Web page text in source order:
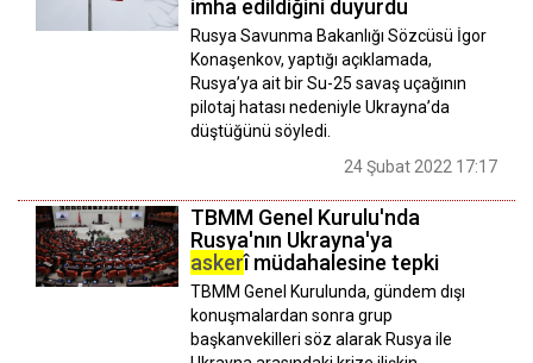
imha edildiğini duyurdu
Rusya Savunma Bakanlığı Sözcüsü İgor
Konaşenkov, yaptığı açıklamada,
Rusya’ya ait bir Su-25 savaş uçağının
pilotaj hatası nedeniyle Ukrayna’da
düştüğünü söyledi.
24 Şubat 2022 17:17
TBMM Genel Kurulu'nda
Rusya'nın Ukrayna'ya
askerî müdahalesine tepki
TBMM Genel Kurulunda, gündem dışı
konuşmalardan sonra grup
başkanvekilleri söz alarak Rusya ile